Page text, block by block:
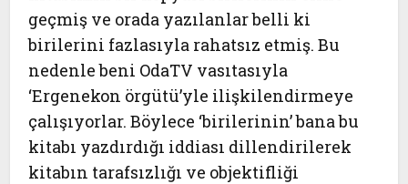
geçmiş ve orada yazılanlar belli ki
birilerini fazlasıyla rahatsız etmiş. Bu
nedenle beni OdaTV vasıtasıyla
‘Ergenekon örgütü’yle ilişkilendirmeye
çalışıyorlar. Böylece ‘birilerinin’ bana bu
kitabı yazdırdığı iddiası dillendirilerek
kitabın tarafsızlığı ve objektifliği